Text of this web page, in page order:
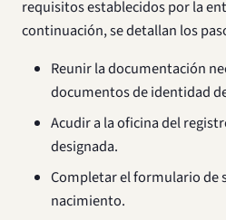
requisitos establecidos por la
continuación, se detallan los
Reunir la documentación
documentos de identidad
Acudir a la oficina del
designada.
Completar el formulario de
nacimiento.